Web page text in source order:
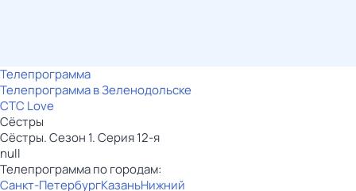
Телепрограмма
Телепрограмма в Зеленодольске
СТС Love
Сёстры
Сёстры. Сезон 1. Серия 12-я
null
Телепрограмма по городам:
Санкт-ПетербургКазаньНижний